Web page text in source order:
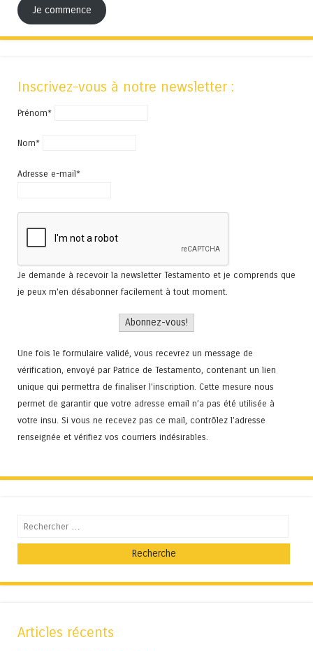
Je commence
Inscrivez-vous à notre newsletter :
Prénom*
Nom*
Adresse e-mail*
Je demande à recevoir la newsletter Testamento et je comprends que
je peux m'en désabonner facilement à tout moment.
Une fois le formulaire validé, vous recevrez un message de
vérification, envoyé par Patrice de Testamento, contenant un lien
unique qui permettra de finaliser l'inscription. Cette mesure nous
permet de garantir que votre adresse email n’a pas été utilisée à
votre insu. Si vous ne recevez pas ce mail, contrôlez l’adresse
renseignée et vérifiez vos courriers indésirables.
Recherche
Articles récents